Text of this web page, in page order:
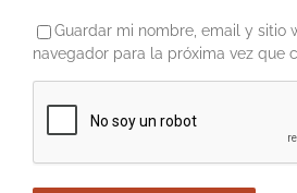
Guardar mi nombre, email y sitio
navegador para la próxima vez que